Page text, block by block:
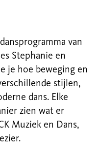
van
Stephanie en
je hoe beweging en
stijlen,
dans. Elke
zien wat er
Muziek en Dans,